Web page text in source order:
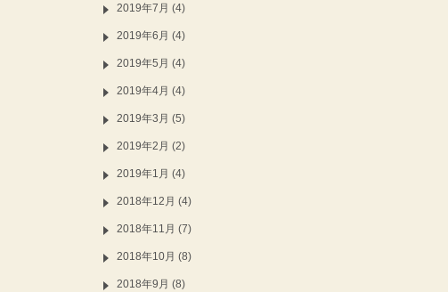
2019年7月 (4)
2019年6月 (4)
2019年5月 (4)
2019年4月 (4)
2019年3月 (5)
2019年2月 (2)
2019年1月 (4)
2018年12月 (4)
2018年11月 (7)
2018年10月 (8)
2018年9月 (8)